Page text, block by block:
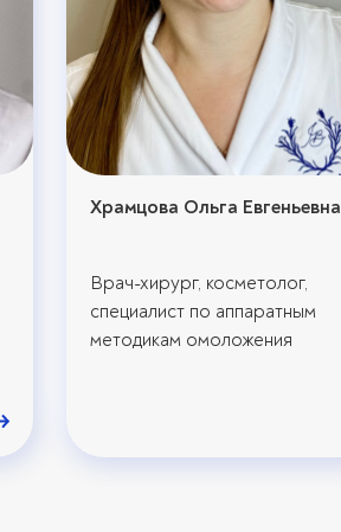
Храмцова Ольга Евгеньевна
Врач-хирург, косметолог,
специалист по аппаратным
методикам омоложения